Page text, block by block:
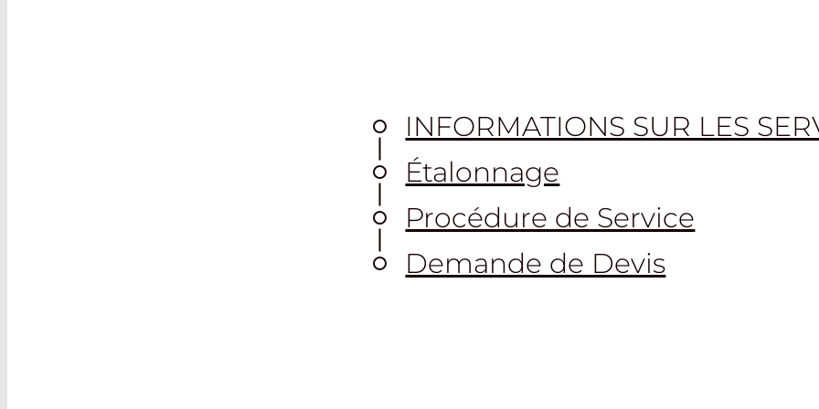
INFORMATIONS SUR LES
Étalonnage
Procédure de Service
Demande de Devis